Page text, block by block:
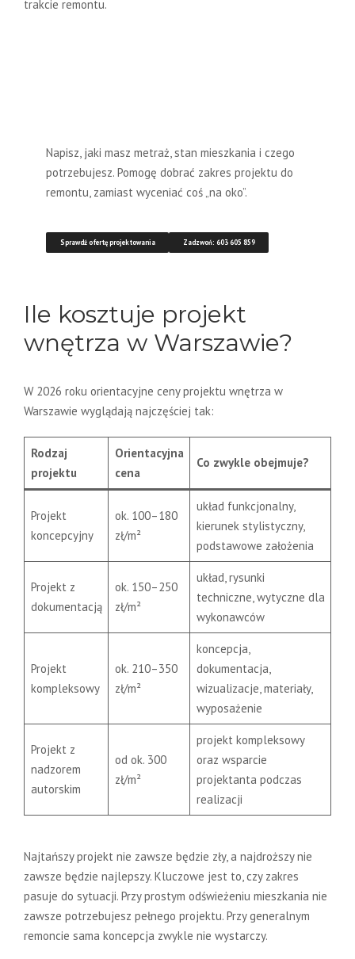
trakcie remontu.
Napisz, jaki masz metraż, stan mieszkania i czego
potrzebujesz. Pomogę dobrać zakres projektu do
remontu, zamiast wyceniać coś „na oko”.
Sprawdź ofertę projektowania Zadzwoń: 603 605 859
Ile kosztuje projekt
wnętrza w Warszawie?
W 2026 roku orientacyjne ceny projektu wnętrza w
Warszawie wyglądają najczęściej tak:
Rodzaj
projektu
Orientacyjna
cena
Co zwykle obejmuje?
Projekt
koncepcyjny
ok. 100–180
zł/m²
układ funkcjonalny,
kierunek stylistyczny,
podstawowe założenia
Projekt z
dokumentacją
ok. 150–250
zł/m²
układ, rysunki
techniczne, wytyczne dla
wykonawców
Projekt
kompleksowy
ok. 210–350
zł/m²
koncepcja,
dokumentacja,
wizualizacje, materiały,
wyposażenie
Projekt z
nadzorem
autorskim
od ok. 300
zł/m²
projekt kompleksowy
oraz wsparcie
projektanta podczas
realizacji
Najtańszy projekt nie zawsze będzie zły, a najdroższy nie
zawsze będzie najlepszy. Kluczowe jest to, czy zakres
pasuje do sytuacji. Przy prostym odświeżeniu mieszkania nie
zawsze potrzebujesz pełnego projektu. Przy generalnym
remoncie sama koncepcja zwykle nie wystarczy.